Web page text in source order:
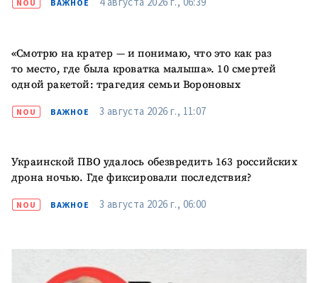
NOU ВАЖНОЕ
«Смотрю на кратер — и понимаю, что это как раз
то место, где была кроватка малыша». 10 смертей
одной ракетой: трагедия семьи Вороновых
NOU ВАЖНОЕ 3 августа 2026 г., 11:07
Украинской ПВО удалось обезвредить 163 российских
дрона ночью. Где фиксировали последствия?
NOU ВАЖНОЕ 3 августа 2026 г., 06:00